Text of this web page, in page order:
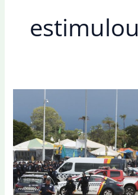
estimulou